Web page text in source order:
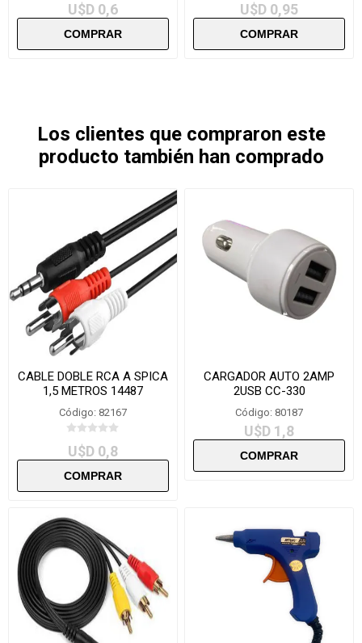
U$D 0,6 U$D 0,95
Los clientes que compraron este
producto también han comprado
CABLE DOBLE RCA A SPICA
1,5 METROS 14487
Código: 82167
U$D 0,8
CARGADOR AUTO 2AMP
2USB CC-330
Código: 80187
U$D 1,8